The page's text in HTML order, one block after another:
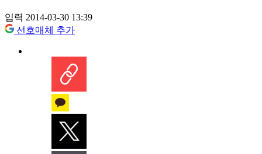
입력 2014-03-30 13:39
선호매체 추가